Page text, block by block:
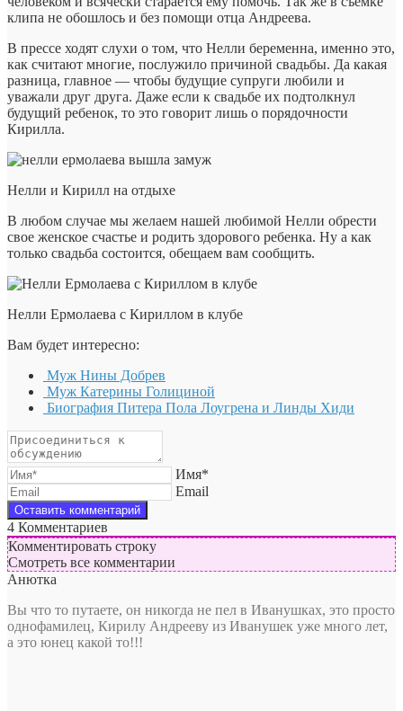
клипа не обошлось и без помощи отца Андреева.
В прессе ходят слухи о том, что Нелли беременна, именно это,
как считают многие, послужило причиной свадьбы. Да какая
разница, главное — чтобы будущие супруги любили и
уважали друг друга. Даже если к свадьбе их подтолкнул
будущий ребенок, то это говорит лишь о порядочности
Кирилла.
Нелли и Кирилл на отдыхе
В любом случае мы желаем нашей любимой Нелли обрести
свое женское счастье и родить здорового ребенка. Ну а как
только свадьба состоится, обещаем вам сообщить.
Нелли Ермолаева с Кириллом в клубе
Вам будет интересно:
Муж Нины Добрев
Муж Катерины Голициной
Биография Питера Пола Лоугрена и Линды Хиди
Имя*
Email
4 Комментариев
Комментировать строку
Смотреть все комментарии
Анютка
Вы что то путаете, он никогда не пел в Иванушках, это просто
однофамилец, Кирилу Андрееву из Иванушек уже много лет,
а это юнец какой то!!!